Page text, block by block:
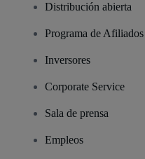
Distribución abierta
Programa de Afiliados
Inversores
Corporate Service
Sala de prensa
Empleos